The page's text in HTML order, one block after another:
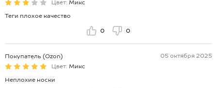
Цвет: Микс
Теги плохое качество
0 0
Покупатель (Ozon)
05 октября 2025
Цвет: Микс
Неплохие носки